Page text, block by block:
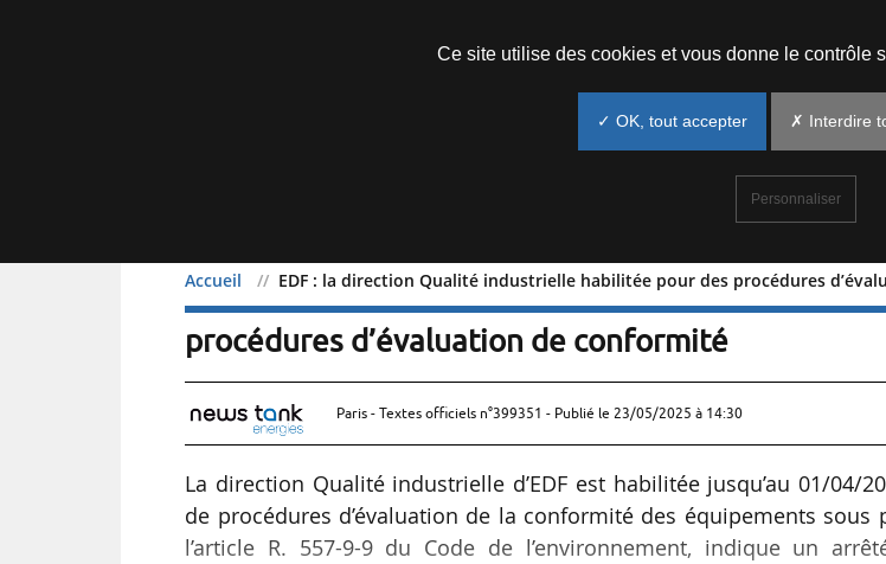
Accueil EDF : la direction Qualité industrielle habilitée pour des procédures
EDF : la direction Qualité industrielle habilitée
procédures d’évaluation de conformité
Paris - Textes officiels n°399351 - Publié le 23/05/2025 à 14:30
La direction Qualité industrielle d’EDF est habilitée jusqu’au 01/04/
de procédures d’évaluation de la conformité des équipements sous
l’article R. 557-9-9 du Code de l’environnement, indique un
Ce site utilise des cookies et vous donne le contrôle
✓ OK, tout accepter ✗ Interdire
Personnaliser